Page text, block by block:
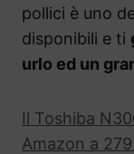
pollici è uno
disponibili e ti
urlo ed un
Il Toshiba
Amazon a